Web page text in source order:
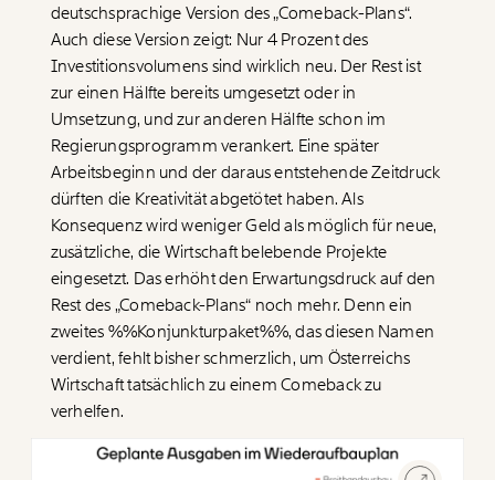
Befristungs-Monitor
Pflegerechner
Parlagram
Team
Jahresberichte
Pressebereich
Jobs & Fellowships
deutschsprachige Version des „Comeback-Plans“.
Auch diese Version zeigt: Nur 4 Prozent des
Investitionsvolumens sind wirklich neu. Der Rest ist
zur einen Hälfte bereits umgesetzt oder in
Umsetzung, und zur anderen Hälfte schon im
Regierungsprogramm verankert. Eine später
Arbeitsbeginn und der daraus entstehende Zeitdruck
dürften die Kreativität abgetötet haben. Als
Konsequenz wird weniger Geld als möglich für neue,
zusätzliche, die Wirtschaft belebende Projekte
eingesetzt. Das erhöht den Erwartungsdruck auf den
Rest des „Comeback-Plans“ noch mehr. Denn ein
zweites %%Konjunkturpaket%%, das diesen Namen
verdient, fehlt bisher schmerzlich, um Österreichs
Wirtschaft tatsächlich zu einem Comeback zu
verhelfen.